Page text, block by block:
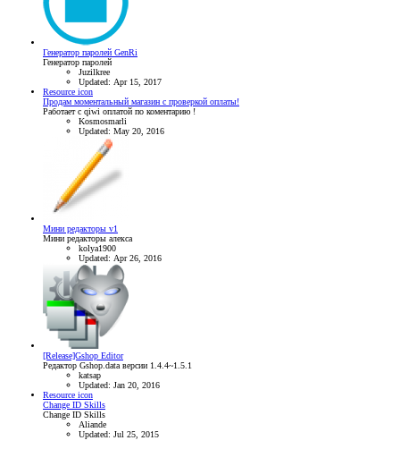
Генератор паролей GenRi
Генератор паролей
Juzilkree
Updated: Apr 15, 2017
Resource icon
Продам моментальный магазин с проверкой оплаты!
Работает с qiwi оплатой по коментарию !
Kosmosmarli
Updated: May 20, 2016
Мини редакторы v1
Мини редакторы алекса
kolya1900
Updated: Apr 26, 2016
[Release]Gshop Editor
Редактор Gshop.data версии 1.4.4~1.5.1
katsap
Updated: Jan 20, 2016
Resource icon
Change ID Skills
Change ID Skills
Aliande
Updated: Jul 25, 2015